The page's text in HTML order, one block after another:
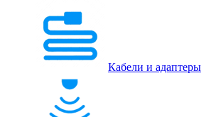
Кабели и адаптеры